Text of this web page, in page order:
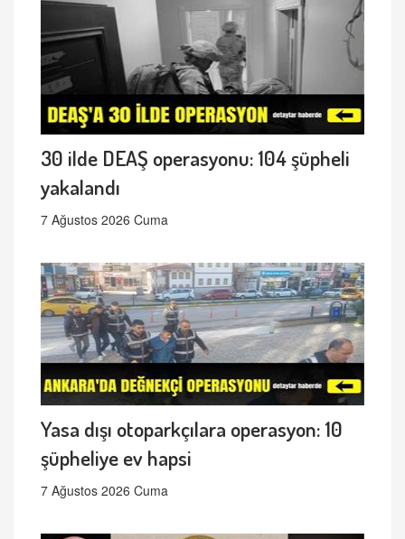
30 ilde DEAŞ operasyonu: 104 şüpheli
yakalandı
7 Ağustos 2026 Cuma
Yasa dışı otoparkçılara operasyon: 10
şüpheliye ev hapsi
7 Ağustos 2026 Cuma